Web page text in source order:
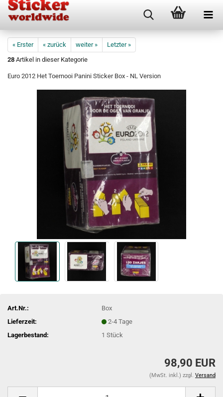
« Erster « zurück weiter »
Letzter »
28 Artikel in dieser Kategorie
Euro 2012 Het Toernooi Panini Sticker Box - NL Version
Art.Nr.:
Box
Lieferzeit:
2-4 Tage
Lagerbestand:
1Stück
98,90 EUR
(MwSt. inkl.) zzgl. Versand